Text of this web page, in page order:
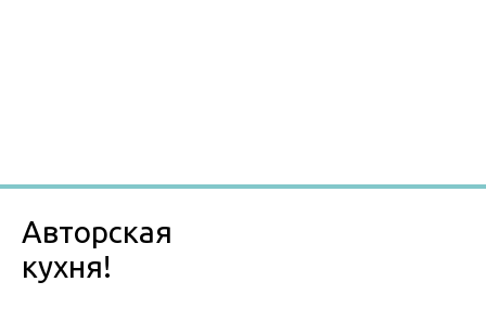
Авторская
кухня!